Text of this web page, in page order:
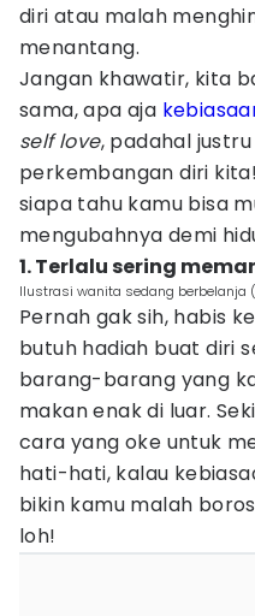
diri atau malah
menantang.
Jangan khawatir, kita
sama, apa aja
self love, padahal
perkembangan diri
siapa tahu kamu bisa
mengubahnya demi
1. Terlalu sering
Ilustrasi wanita sedang berbelanja
Pernah gak sih, habis
butuh hadiah buat diri
barang-barang yang
makan enak di luar.
cara yang oke untuk
hati-hati, kalau
bikin kamu malah
loh!